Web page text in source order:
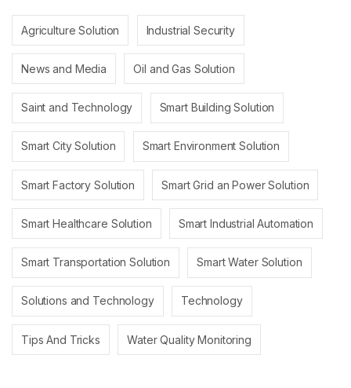
Agriculture Solution Industrial Security
News and Media Oil and Gas Solution
Saint and Technology Smart Building Solution
Smart City Solution Smart Environment Solution
Smart Factory Solution Smart Grid an Power Solution
Smart Healthcare Solution Smart Industrial Automation
Smart Transportation Solution Smart Water Solution
Solutions and Technology Technology
Tips And Tricks Water Quality Monitoring